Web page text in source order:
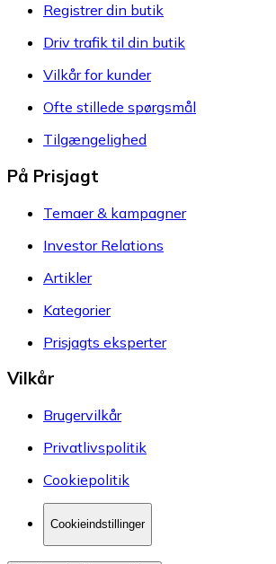
Registrer din butik
Driv trafik til din butik
Vilkår for kunder
Ofte stillede spørgsmål
Tilgængelighed
På Prisjagt
Temaer & kampagner
Investor Relations
Artikler
Kategorier
Prisjagts eksperter
Vilkår
Brugervilkår
Privatlivspolitik
Cookiepolitik
Cookieindstillinger